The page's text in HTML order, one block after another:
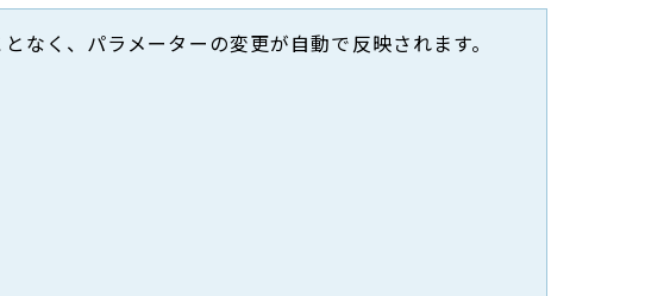
く、パラメーターの変更が自動で反映されます。